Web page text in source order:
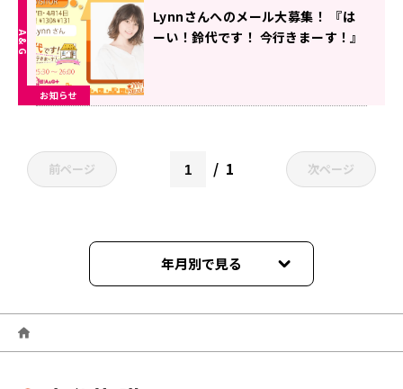
お知らせ
Lynnさんへのメール大募集！ 『は
ーい！鈴代です！ 今行きまーす！』
前ページ 1 次ページ
年月別で見る
2024年12月
2024年06月